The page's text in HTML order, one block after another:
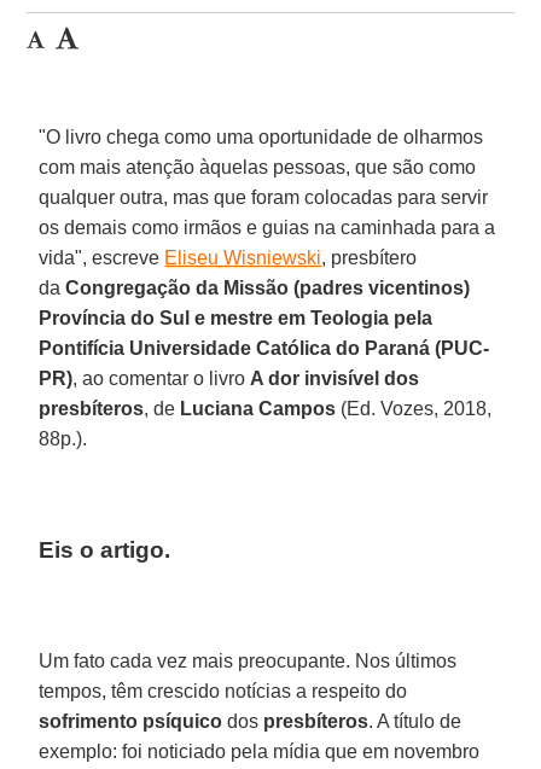
"O livro chega como uma oportunidade de olharmos
com mais atenção àquelas pessoas, que são como
qualquer outra, mas que foram colocadas para servir
os demais como irmãos e guias na caminhada para a
vida", escreve Eliseu Wisniewski, presbítero
daCongregação da Missão (padres vicentinos)
Província do Sul e mestre em Teologia pela
Pontifícia Universidade Católica do Paraná (PUC-
PR), ao comentar o livro A dor invisível dos
presbíteros, de Luciana Campos (Ed. Vozes, 2018,
88p.).
Eis o artigo.
Um fato cada vez mais preocupante. Nos últimos
tempos, têm crescido notícias a respeito do
sofrimento psíquico dos presbíteros. A título de
exemplo: foi noticiado pela mídia que em novembro